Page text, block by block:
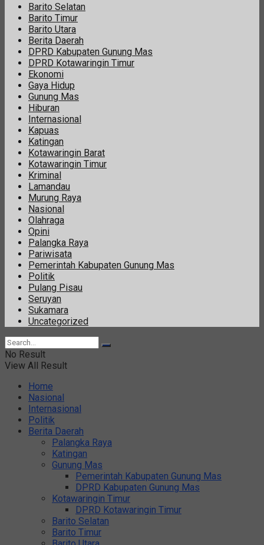
Barito Selatan
Barito Timur
Barito Utara
Berita Daerah
DPRD Kabupaten Gunung Mas
DPRD Kotawaringin Timur
Ekonomi
Gaya Hidup
Gunung Mas
Hiburan
Internasional
Kapuas
Katingan
Kotawaringin Barat
Kotawaringin Timur
Kriminal
Lamandau
Murung Raya
Nasional
Olahraga
Opini
Palangka Raya
Pariwisata
Pemerintah Kabupaten Gunung Mas
Politik
Pulang Pisau
Seruyan
Sukamara
Uncategorized
No Result
View All Result
Home
Nasional
Internasional
Politik
Berita Daerah
Palangka Raya
Katingan
Gunung Mas
Pemerintah Kabupaten Gunung Mas
DPRD Kabupaten Gunung Mas
Kotawaringin Timur
DPRD Kotawaringin Timur
Barito Selatan
Barito Timur